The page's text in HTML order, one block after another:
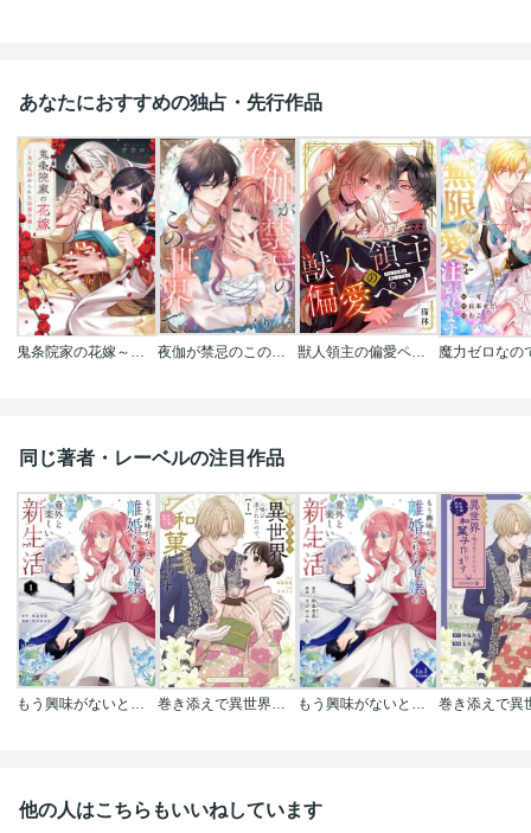
あなたにおすすめの独占・先行作品
鬼条院家の花嫁～鬼に見初められた没落令嬢～ 夜伽が禁忌のこの世界で【フルカラー】 獣人領主の偏愛ペット～今世では俺が飼い主だから
同じ著者・レーベルの注目作品
もう興味がないと離婚された令嬢の意外と楽しい新生活 巻き添えで異世界に喚び出されたので､世界観無視して和菓子作ります もう興味がないと離婚された令嬢の意外と楽しい新生活
他の人はこちらもいいねしています